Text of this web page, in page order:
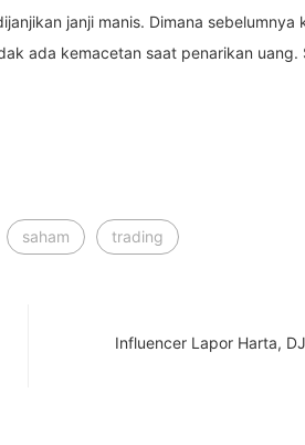
janji manis. Dimana
ada kemacetan saat penarikan
saham trading
Influencer Lapor Harta,